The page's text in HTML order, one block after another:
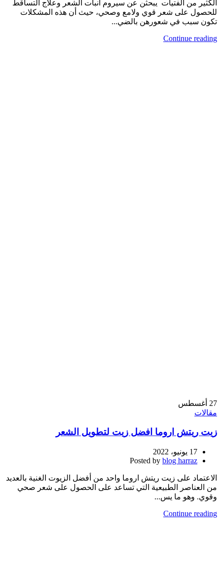
الكثير من الفتيات يبحثن عن سيروم انبات الشعر وعلاج التساقط
للحصول على شعر قوي ولامع وصحي، حيث أن هذه المشكلات
تكون سبب في شعورهن بالضي...
Continue reading
27 أغسطس
مقالات
زيت ريتش اروما افضل زيت لتطويل الشعر
17 يونيو، 2022
Posted by blog harraz
الاعتماد على زيت ريتش اروما واحد من أفضل الزيوت الغنية بالعديد
من العناصر الطبيعية التي تساعد على الحصول على شعر صحي
وقوي. وهو ما يس...
Continue reading